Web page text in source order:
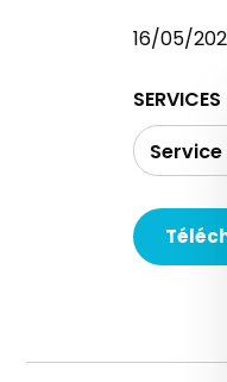
16/05/
SERVICES